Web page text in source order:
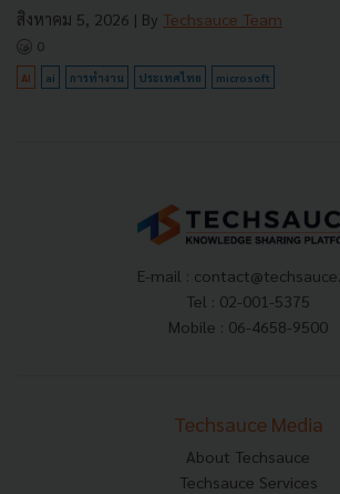
สิงหาคม 5, 2026 | By Techsauce Team
0
AI ai การทำงาน ประเทศไทย microsoft
E-mail :
Tel : 02-001-5375
Mobile : 06-4658-9500
Techsauce Media
About Techsauce
Techsauce Services